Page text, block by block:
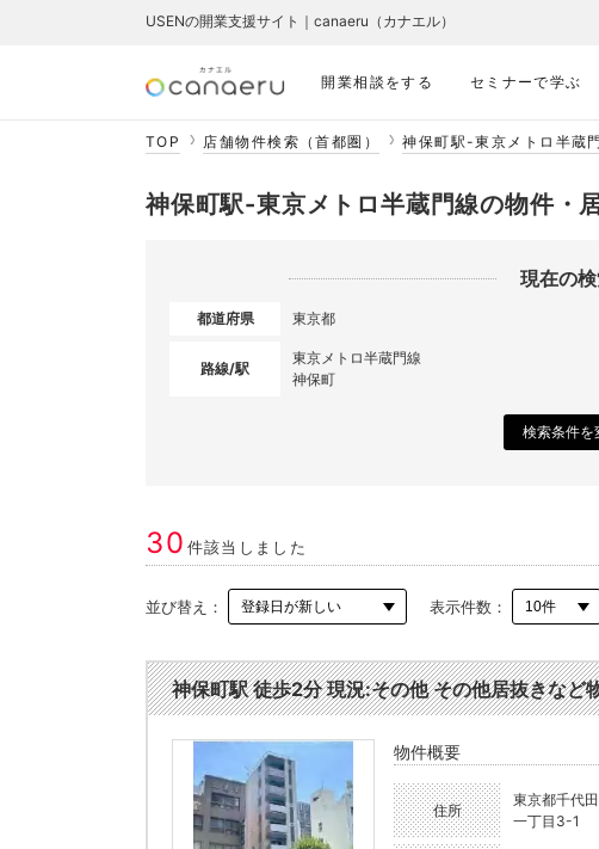
開業相談をする セミナーで学ぶ
USENの開業支援サイト｜canaeru（カナエル）
TOP 店舗物件検索（首都圏） 神保町駅-東京メトロ半蔵
神保町駅-東京メトロ半蔵門線の物件・
現在の
都道府県 東京都
路線/駅
東京メトロ半蔵門線
神保町
検索条件を
30 件該当しました
並び替え： 表示件数：
神保町駅 徒歩2分 現況:その他 その他居抜きな
物件概要
住所
東京都千代
一丁目3-1